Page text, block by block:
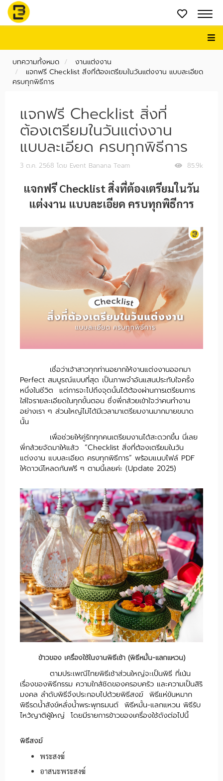
บทความทั้งหมด
งานแต่งงาน
แจกฟรี Checklist สิ่งที่ต้องเตรียมในวันแต่งงาน แบบละเอียด
ครบทุกพิธีการ
แจกฟรี Checklist สิ่งที่
ต้องเตรียมในวันแต่งงาน
แบบละเอียด ครบทุกพิธีการ
85.9k
3 ต.ค. 2568 โดย Event Banana Team
แจกฟรี Checklist สิ่งที่ต้องเตรียมในวัน
แต่งงาน แบบละเอียด ครบทุกพิธีการ
เชื่อว่าเจ้าสาวทุกท่านอยากให้งานแต่งงานออกมา
Perfect สมบูรณ์แบบที่สุด เป็นภาพจำอันแสนประทับใจครั้ง
หนึ่งในชีวิต แต่การจะไปถึงจุดนั้นได้ต้องผ่านการเตรียมการ
ใส่ใจรายละเอียดในทุกขั้นตอน ซึ่งพี่กล้วยเข้าใจว่าคนทำงาน
อย่างเรา ๆ ส่วนใหญ่ไม่ได้มีเวลามาเตรียมงานมากมายขนาด
นั้น
เพื่อช่วยให้คู่รักทุกคนเตรียมงานได้สะดวกขึ้น นี่เลย
พี่กล้วยจัดมาให้แล้ว “Checklist สิ่งที่ต้องเตรียมในวัน
แต่งงาน แบบละเอียด ครบทุกพิธีการ” พร้อมแนบไฟล์ PDF
ให้ดาวน์โหลดกันฟรี ๆ ตามนี้เลยค่ะ (Update 2025)
ข้าวของ เครื่องใช้ในงานพิธีเช้า (พิธีหมั้น-แลกแหวน)
ตามประเพณีไทยพิธีเช้าส่วนใหญ่จะเป็นพิธี ที่เน้น
เรื่องของพิธีกรรม ความใกล้ชิดของครอบครัว และความเป็นสิริ
มงคล ลำดับพิธีจึงประกอบไปด้วยพิธีสงฆ์ พิธีแห่ขันหมาก
พิธีรดน้ำสังข์หลั่งน้ำพระพุทธมนต์ พิธีหมั้น-แลกแหวน พิธีรับ
ไหว้ญาติผู้ใหญ่ โดยมีรายการข้าวของเครื่องใช้ดังต่อไปนี้
พิธีสงฆ์
พระสงฆ์
อาสนะพระสงฆ์